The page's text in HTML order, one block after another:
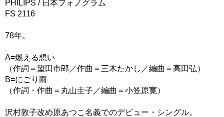
PHILIPS / 日本フォノグラム
FS 2116
78年。
A=燃える想い
（作詞＝望田市郎／作曲＝三木たかし／編曲＝高田弘）
B=にごり雨
（作詞・作曲＝丸山圭子／編曲＝小笠原寛）
沢村敦子改め原あつこ名義でのデビュー・シングル。